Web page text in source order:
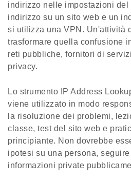
indirizzo nelle impostazioni
indirizzo su un sito web e un
si utilizza una VPN. Un'attività
trasformare quella confusione
reti pubbliche, fornitori di
privacy.
Lo strumento IP Address
viene utilizzato in modo
la risoluzione dei problemi,
classe, test del sito web e
principiante. Non dovrebbe
ipotesi su una persona,
informazioni private